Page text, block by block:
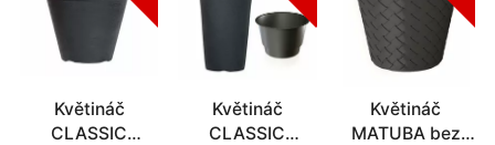
Květináč
CLASSIC
Květináč
CLASSIC
Květináč
MATUBA bez